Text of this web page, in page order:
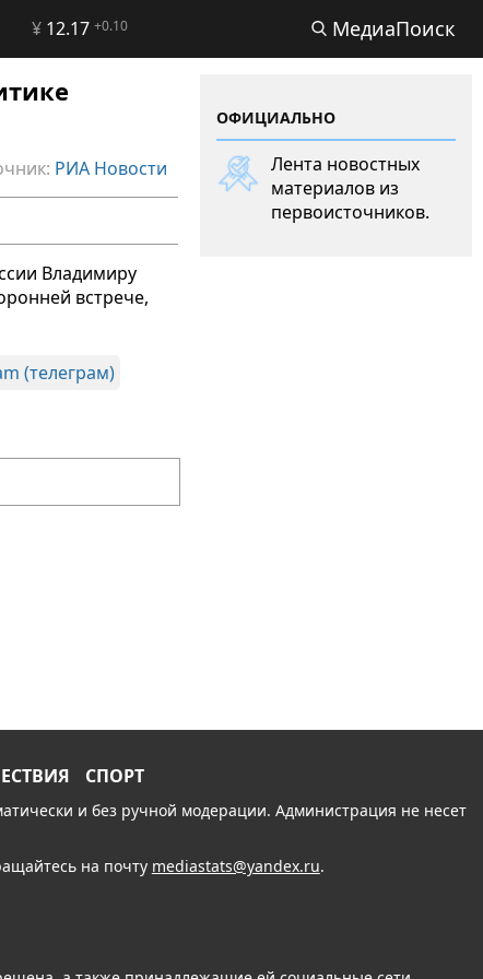
¥12.17 +0.10 МедиаПоиск
РИА Новости
Владимиру
встрече,
(телеграм)
ОФИЦИАЛЬНО
Лента новостных
материалов из
первоисточников.
СПОРТ
и без ручной модерации. Администрация не несет
на почту mediastats@yandex.ru.